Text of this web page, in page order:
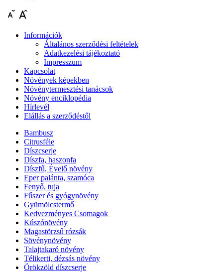
Információk
Általános szerződési feltételek
Adatkezelési tájékoztató
Impresszum
Kapcsolat
Növények képekben
Növénytermesztési tanácsok
Növény enciklopédia
Hírlevél
Elállás a szerződéstől
Bambusz
Citrusféle
Díszcserje
Díszfa, haszonfa
Díszfű, Évelő növény
Eper palánta, szamóca
Fenyő, tuja
Fűszer és gyógynövény
Gyümölcstermő
Kedvezményes Csomagok
Kúszónövény
Magastörzsű rózsák
Sövénynövény
Talajtakaró növény
Télikerti, dézsás növény
Örökzöld díszcserje